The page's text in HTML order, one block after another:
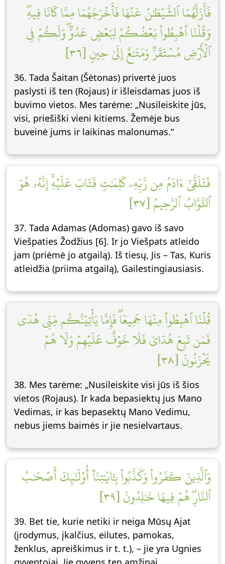
فَأَزَلَّهُمَا ٱلشَّيۡطَٰنُ عَنۡهَا فَأَخۡرَجَهُمَا مِمَّا كَانَا فِيهِۖ
وَقُلۡنَا ٱهۡبِطُواْ بَعۡضُكُمۡ لِبَعۡضٍ عَدُوّٞۖ وَلَكُمۡ فِي
ٱلۡأَرۡضِ مُسۡتَقَرّٞ وَمَتَٰعٌ إِلَىٰ حِينٖ [٣٦]
36. Tada Šaitan (Šėtonas) privertė juos
paslysti iš ten (Rojaus) ir išleisdamas juos iš
buvimo vietos. Mes tarėme: „Nusileiskite jūs,
visi, priešiški vieni kitiems. Žemėje bus
buveinė jums ir laikinas malonumas.“
فَتَلَقَّىٰٓ ءَادَمُ مِن رَّبِّهِۦ كَلِمَٰتٖ فَتَابَ عَلَيۡهِۚ إِنَّهُۥ هُوَ
ٱلتَّوَّابُ ٱلرَّحِيمُ [٣٧]
37. Tada Adamas (Adomas) gavo iš savo
Viešpaties Žodžius [6]. Ir jo Viešpats atleido
jam (priėmė jo atgailą). Iš tiesų, Jis – Tas, Kuris
atleidžia (priima atgailą), Gailestingiausiasis.
قُلۡنَا ٱهۡبِطُواْ مِنۡهَا جَمِيعٗاۖ فَإِمَّا يَأۡتِيَنَّكُم مِّنِّي هُدٗى
فَمَن تَبِعَ هُدَايَ فَلَا خَوۡفٌ عَلَيۡهِمۡ وَلَا هُمۡ
يَحۡزَنُونَ [٣٨]
38. Mes tarėme: „Nusileiskite visi jūs iš šios
vietos (Rojaus). Ir kada bepasiektų jus Mano
Vedimas, ir kas bepasektų Mano Vedimu,
nebus jiems baimės ir jie nesielvartaus.
وَٱلَّذِينَ كَفَرُواْ وَكَذَّبُواْ بِـَٔايَٰتِنَآ أُوْلَٰٓئِكَ أَصۡحَٰبُ
ٱلنَّارِۖ هُمۡ فِيهَا خَٰلِدُونَ [٣٩]
39. Bet tie, kurie netiki ir neiga Mūsų Ajat
(įrodymus, įkalčius, eilutes, pamokas,
ženklus, apreiškimus ir t. t.), – jie yra Ugnies